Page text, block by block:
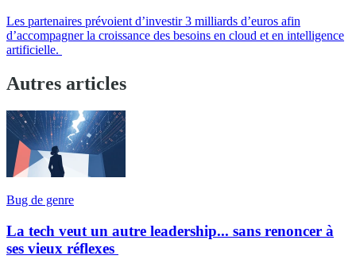
Les partenaires prévoient d’investir 3 milliards d’euros afin
d’accompagner la croissance des besoins en cloud et en intelligence
artificielle.
Autres articles
Bug de genre
La tech veut un autre leadership... sans renoncer à
ses vieux réflexes